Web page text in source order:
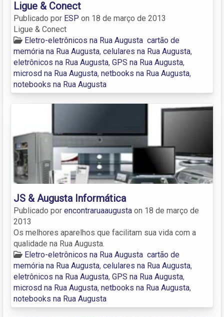
Ligue & Conect
Publicado por ESP on 18 de março de 2013
Ligue & Conect
Eletro-eletrônicos na Rua Augusta cartão de
memória na Rua Augusta, celulares na Rua Augusta,
eletrônicos na Rua Augusta, GPS na Rua Augusta,
microsd na Rua Augusta, netbooks na Rua Augusta,
notebooks na Rua Augusta
JS & Augusta Informática
Publicado por encontraruaaugusta on 18 de março de
2013
Os melhores aparelhos que facilitam sua vida com a
qualidade na Rua Augusta.
Eletro-eletrônicos na Rua Augusta cartão de
memória na Rua Augusta, celulares na Rua Augusta,
eletrônicos na Rua Augusta, GPS na Rua Augusta,
microsd na Rua Augusta, netbooks na Rua Augusta,
notebooks na Rua Augusta